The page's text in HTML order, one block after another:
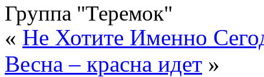
Группа "Теремок"
« Не Хотите Именно
Весна – красна идет »